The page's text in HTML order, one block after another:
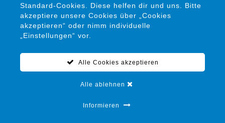
Petra Siems
Präventionsrat gegen Gewalt und Kriminalität in
05341 / 94 15 22 0
info@praeventionsrat-salzgitter.de
Standard-Cookies. Diese helfen dir und uns. Bitte
akzeptiere unsere Cookies über „Cookies
akzeptieren“ oder nimm individuelle
„Einstellungen“ vor.
Alle Cookies akzeptieren
Alle ablehnen
Informieren